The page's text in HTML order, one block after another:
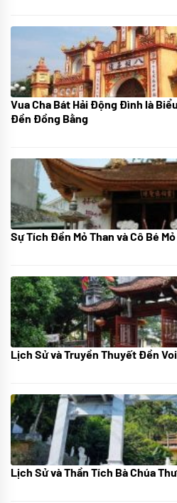
08/07/2024
Vua Cha Bát Hải Động Đình là
Đền Đồng Bằng
08/07/2024
Sự Tích Đền Mỏ Than và Cô Bé
07/07/2024
Lịch Sử và Truyền Thuyết Đền
05/07/2024
Lịch Sử và Thần Tích Bà Chúa